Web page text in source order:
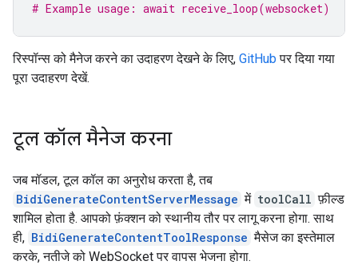
# Example usage: await receive_loop(websocket)
रिस्पॉन्स को मैनेज करने का उदाहरण देखने के लिए, GitHub पर दिया गया
पूरा उदाहरण देखें.
टूल कॉल मैनेज करना
जब मॉडल, टूल कॉल का अनुरोध करता है, तब
BidiGenerateContentServerMessage में toolCall फ़ील्ड
शामिल होता है. आपको फ़ंक्शन को स्थानीय तौर पर लागू करना होगा. साथ
ही, BidiGenerateContentToolResponse मैसेज का इस्तेमाल
करके, नतीजे को WebSocket पर वापस भेजना होगा.